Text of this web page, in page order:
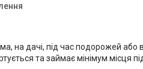
на дачі, під час подорожей або
та займає мінімум місця